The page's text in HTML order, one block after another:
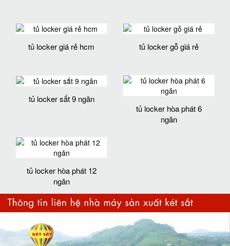
tủ locker giá rẻ hcm tủ locker gỗ giá rẻ
tủ locker sắt 9 ngăn
tủ locker hòa phát 6
ngăn
tủ locker hòa phát 12
ngăn